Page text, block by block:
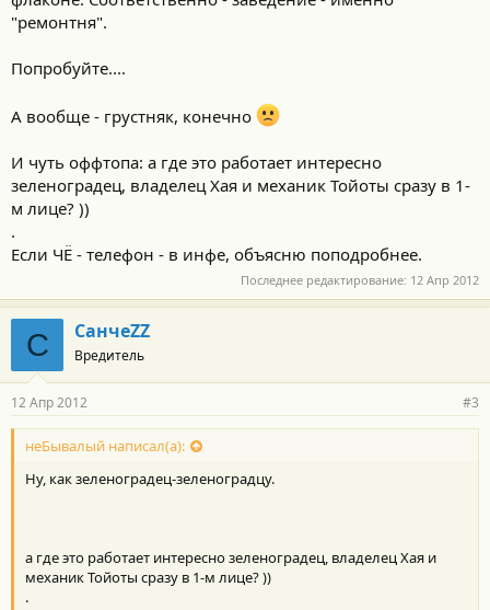
"ремонтня".
Попробуйте....
А вообще - грустняк, конечно
И чуть оффтопа: а где это работает интересно
зеленоградец, владелец Хая и механик Тойоты сразу в 1-
м лице? ))
.
Если ЧЁ - телефон - в инфе, объясню поподробнее.
Последнее редактирование: 12 Апр 2012
С СанчеZZ
Вредитель
12 Апр 2012 #3
неБывалый написал(а):
Ну, как зеленоградец-зеленоградцу.
а где это работает интересно зеленоградец, владелец Хая и
механик Тойоты сразу в 1-м лице? ))
.